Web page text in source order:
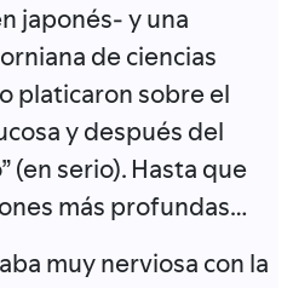
japonés- y una
de ciencias
platicaron sobre el
y después del
(en serio). Hasta que
más profundas…
muy nerviosa con la